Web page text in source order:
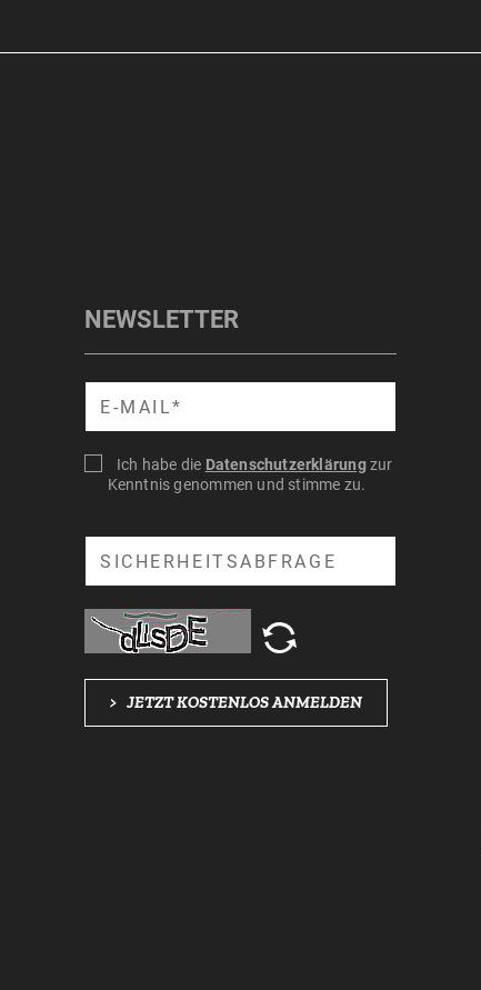
NEWSLETTER
Suche
Ich habe die Datenschutzerklärungzur
Kenntnis genommen und stimme zu.
Suche
> JETZT KOSTENLOS ANMELDEN